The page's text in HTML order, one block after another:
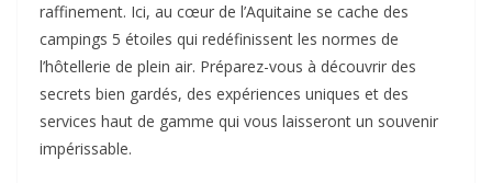
raffinement. Ici, au cœur de l’Aquitaine se cache des
campings 5 étoiles qui redéfinissent les normes de
l’hôtellerie de plein air. Préparez-vous à découvrir des
secrets bien gardés, des expériences uniques et des
services haut de gamme qui vous laisseront un souvenir
impérissable.